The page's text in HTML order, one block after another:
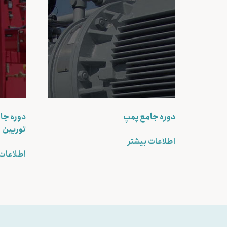
دوره جامع پمپ
اطلاعات بیشتر
دوره
توربین